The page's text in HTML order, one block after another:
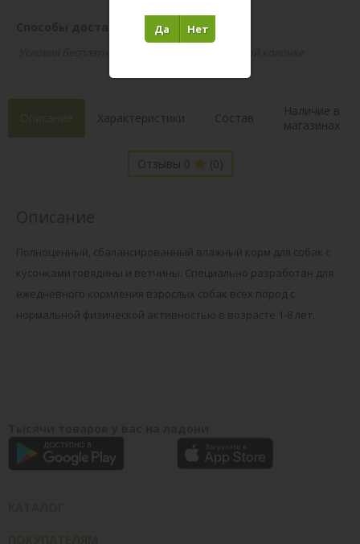
Способы доставки вашего заказа
Описание Характеристики Состав
Наличие в
магазинах
Отзывы 0 (0)
Полноценный, сбалансированный влажный корм для собак с
кусочками говядины и ветчины. Специально разработан для
ежедневного кормления взрослых собак всех пород с
нормальной физической активностью в возрасте 1-8 лет.
Нет
Да